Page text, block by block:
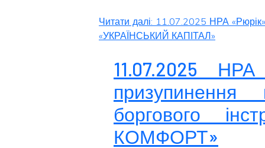
Читати далі: 11.07.2025 НРА
«УКРАЇНСЬКИЙ КАПІТАЛ»
11.07.2025
призупинення
боргового
КОМФОРТ»